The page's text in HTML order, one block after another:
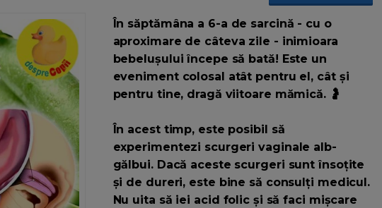
În săptămâna a 6-a de sarcină - cu o
aproximare de câteva zile - inimioara
bebelușului începe să bată! Este un
eveniment colosal atât pentru el, cât și
pentru tine, dragă viitoare mămică. 🤰
În acest timp, este posibil să
experimentezi scurgeri vaginale alb-
gălbui. Dacă aceste scurgeri sunt însoțite
și de dureri, este bine să consulți medicul.
Nu uita să iei acid folic și să faci mișcare